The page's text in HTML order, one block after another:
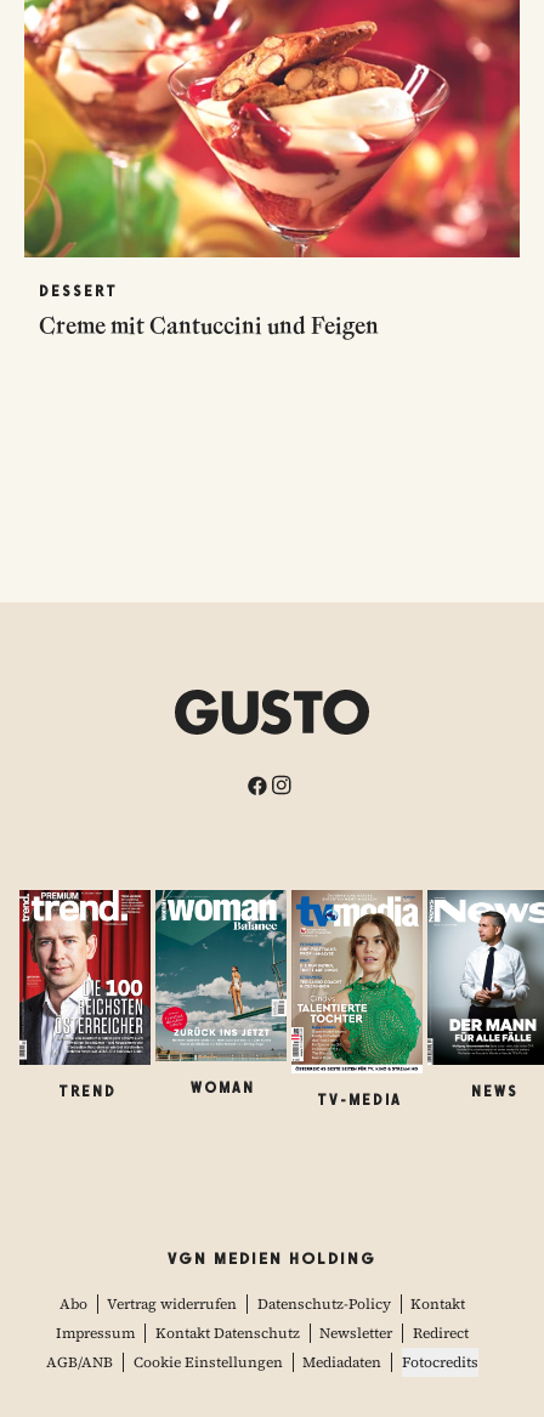
DESSERT
Creme mit Cantuccini und Feigen
TREND WOMAN
TV-MEDIA
NEWS
VGN MEDIEN HOLDING
Abo Vertrag widerrufen Datenschutz-Policy
Kontakt
Impressum
Kontakt Datenschutz Newsletter
Redirect
AGB/ANB
Cookie Einstellungen Mediadaten Fotocredits